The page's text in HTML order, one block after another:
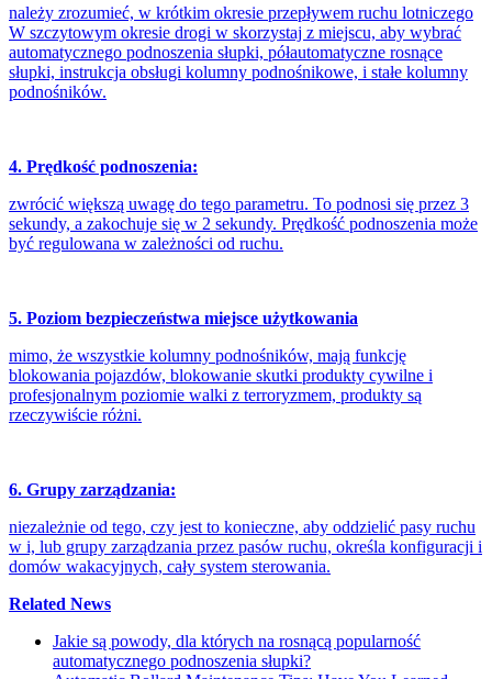
należy zrozumieć, w krótkim okresie przepływem ruchu lotniczego
W szczytowym okresie drogi w skorzystaj z miejscu, aby wybrać
automatycznego podnoszenia słupki, półautomatyczne rosnące
słupki, instrukcja obsługi kolumny podnośnikowe, i stałe kolumny
podnośników.
4. Prędkość podnoszenia:
zwrócić większą uwagę do tego parametru. To podnosi się przez 3
sekundy, a zakochuje się w 2 sekundy. Prędkość podnoszenia może
być regulowana w zależności od ruchu.
5. Poziom bezpieczeństwa miejsce użytkowania
mimo, że wszystkie kolumny podnośników, mają funkcję
blokowania pojazdów, blokowanie skutki produkty cywilne i
profesjonalnym poziomie walki z terroryzmem, produkty są
rzeczywiście różni.
6. Grupy zarządzania:
niezależnie od tego, czy jest to konieczne, aby oddzielić pasy ruchu
w i, lub grupy zarządzania przez pasów ruchu, określa konfiguracji i
domów wakacyjnych, cały system sterowania.
Related News
Jakie są powody, dla których na rosnącą popularność
automatycznego podnoszenia słupki?